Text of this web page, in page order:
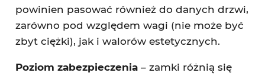
powinien pasować również do danych drzwi,
zarówno pod względem wagi (nie może być
zbyt ciężki), jak i walorów estetycznych.
Poziom zabezpieczenia – zamki różnią się